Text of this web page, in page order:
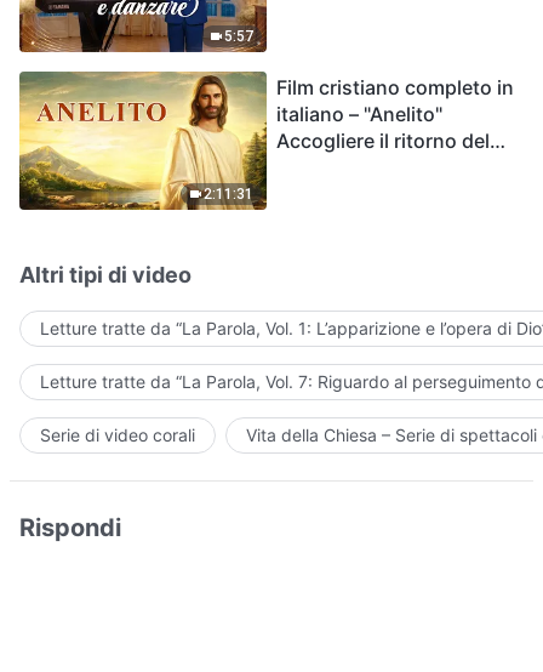
5:57
2:11:31
Film cristiano completo in
italiano – "Anelito"
Accogliere il ritorno del
Altri tipi di video
Letture tratte da “La Parola, Vol. 1: L’apparizione e l’opera di
Letture tratte da “La Parola, Vol. 7: Riguardo al perseguimento
Serie di video corali Vita della Chiesa – Serie di
Rispondi